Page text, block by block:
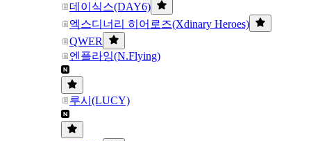
데이식스(DAY6)
엑스디너리 히어로즈(Xdinary Heroes)
QWER
엔플라잉(N.Flying)
루시(LUCY)